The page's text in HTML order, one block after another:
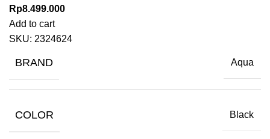
Rp8.499.000
Add to cart
SKU: 2324624
BRAND Aqua
COLOR Black